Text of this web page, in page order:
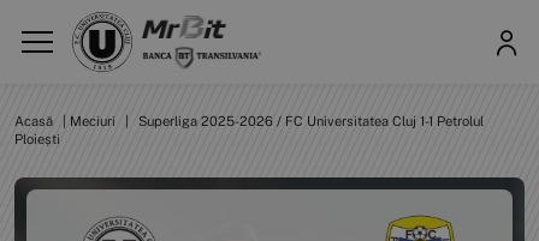
Acasă Meciuri
Superliga 2025-2026 / FC Universitatea Cluj 1-1 Petrolul
Ploiești